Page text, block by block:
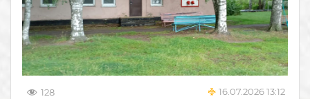
128 16.07.2026 13:12